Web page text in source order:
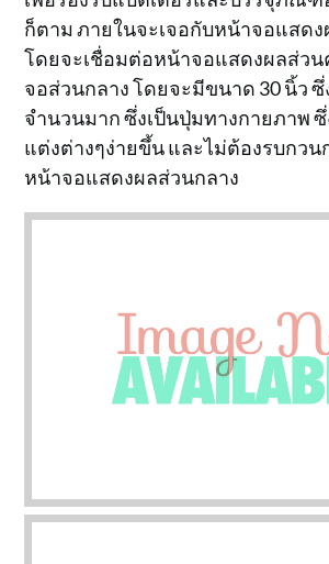
ก็ตาม ภายในจะเจอกับหน้าจอแสด
โดยจะเชื่อมต่อหน้าจอแสดงผลส่ว
จอส่วนกลาง โดยจะมีขนาด 30 นิ้ว ซึ่
จำนวนมาก ซึ่งเป็นปุ่มทางกายภาพ
แต่งต่างๆง่ายขึ้น และไม่ต้องรบกวน
หน้าจอแสดงผลส่วนกลาง